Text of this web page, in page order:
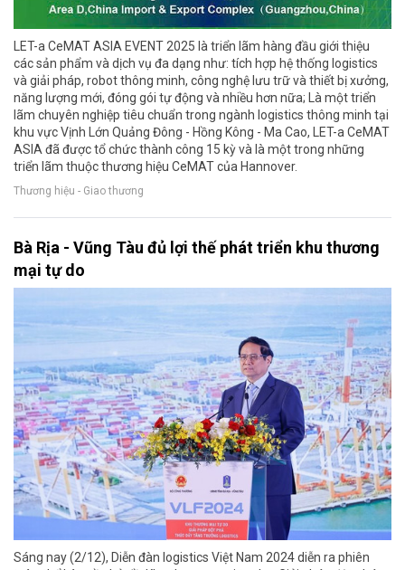
LET-a CeMAT ASIA EVENT 2025 là triển lãm hàng đầu giới thiệu
các sản phẩm và dịch vụ đa dạng như: tích hợp hệ thống logistics
và giải pháp, robot thông minh, công nghệ lưu trữ và thiết bị xưởng,
năng lượng mới, đóng gói tự động và nhiều hơn nữa; Là một triển
lãm chuyên nghiệp tiêu chuẩn trong ngành logistics thông minh tại
khu vực Vịnh Lớn Quảng Đông - Hồng Kông - Ma Cao, LET-a CeMAT
ASIA đã được tổ chức thành công 15 kỳ và là một trong những
triển lãm thuộc thương hiệu CeMAT của Hannover.
Thương hiệu - Giao thương
Bà Rịa - Vũng Tàu đủ lợi thế phát triển khu thương
mại tự do
Sáng nay (2/12), Diễn đàn logistics Việt Nam 2024 diễn ra phiên